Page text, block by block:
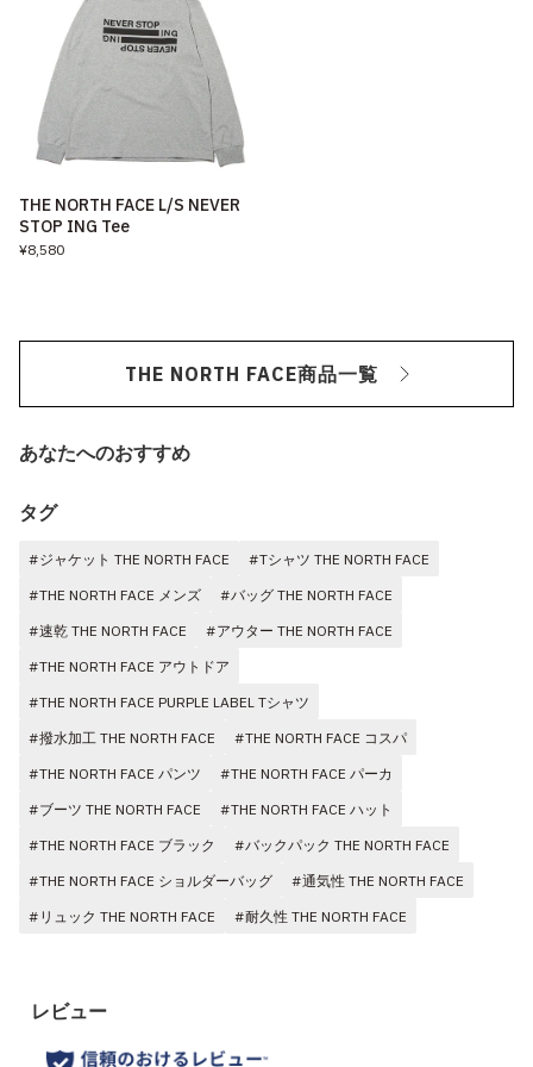
THE NORTH FACE L/S NEVER
STOP ING Tee
¥8,580
THE NORTH FACE商品一覧
あなたへのおすすめ
タグ
#ジャケット THE NORTH FACE
#Tシャツ THE NORTH FACE
#THE NORTH FACE メンズ
#バッグ THE NORTH FACE
#速乾 THE NORTH FACE
#アウター THE NORTH FACE
#THE NORTH FACE アウトドア
#THE NORTH FACE PURPLE LABEL Tシャツ
#撥水加工 THE NORTH FACE
#THE NORTH FACE コスパ
#THE NORTH FACE パンツ
#THE NORTH FACE パーカ
#ブーツ THE NORTH FACE
#THE NORTH FACE ハット
#THE NORTH FACE ブラック
#バックパック THE NORTH FACE
#THE NORTH FACE ショルダーバッグ
#通気性 THE NORTH FACE
#リュック THE NORTH FACE
#耐久性 THE NORTH FACE